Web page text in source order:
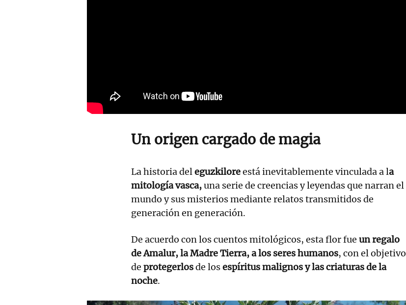
Un origen cargado de magia
La historia deleguzkiloreestá inevitablemente vinculada a la
mitología vasca,una serie de creencias y leyendas que narran el
mundo y sus misterios mediante relatos transmitidos de
generación en generación.
De acuerdo con los cuentos mitológicos, esta flor fue un regalo
de Amalur, la Madre Tierra, a los seres humanos, con el objetivo
de protegerlosde losespíritus malignos y las criaturas de la
noche.